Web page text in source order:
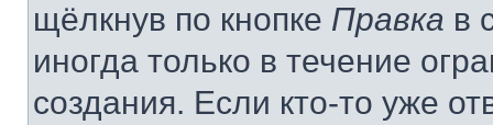
щёлкнув по кнопке Правка в
иногда только в течение
создания. Если кто-то уже